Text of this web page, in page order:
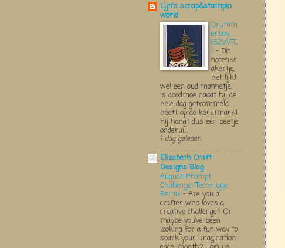
Lijn's scrap&stampin
world
Drumm
erboy....
(52WTC
) - Dit
notenkr
akertje,
het lijkt
wel een oud mannetje,
is doodmoe nadat hij de
hele dag getrommeld
heeft op de kerstmarkt.
Hij hangt dus een beetje
onderui...
1 dag geleden
Elizabeth Craft
Designs Blog
August Prompt
Challenge- Technique
Remix - Are you a
crafter who loves a
creative challenge? Or
maybe you’ve been
looking for a fun way to
spark your imagination